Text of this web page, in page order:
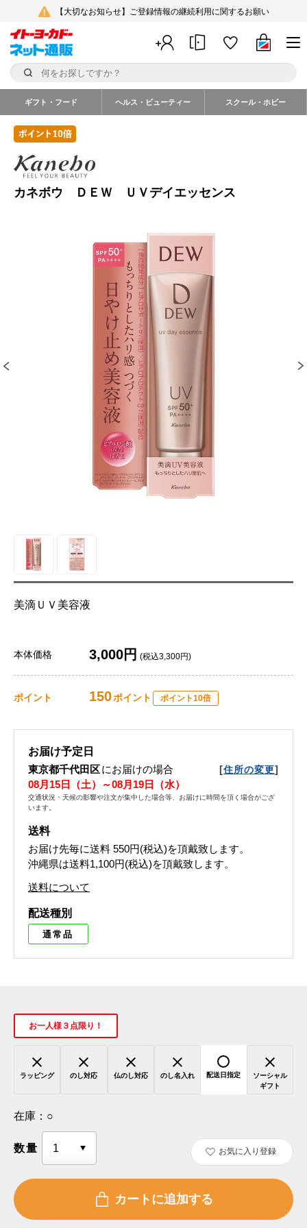
【大切なお知らせ】ご登録情報の継続利用に関するお願い
ギフト・フード ヘルス・ビューティー スクール・ホビー
カネボウ ＤＥＷ ＵＶデイエッセンス
美滴ＵＶ美容液
本体価格 3,000円 (税込3,300円)
ポイント 150ポイント ポイント10倍
お届け予定日
東京都千代田区にお届けの場合 [住所の変更]
08月15日（土）～08月19日（水）
交通状況・天候の影響や注文が集中した場合等、お届けに時間を頂く場合がござ
います。
送料
お届け先毎に送料 550円(税込)を頂戴致します。
沖縄県は送料1,100円(税込)を頂戴致します。
送料について
配送種別
通常品
お一人様３点限り！
ラッピング のし対応 仏のし対応 のし名入れ 配送日指定
ソーシャル
ギフト
在庫： ○
数量 お気に入り登録